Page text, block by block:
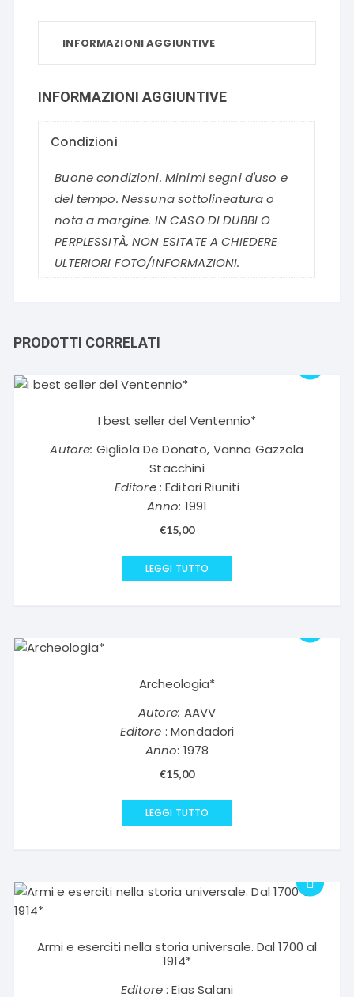
INFORMAZIONI AGGIUNTIVE
INFORMAZIONI AGGIUNTIVE
Condizioni
Buone condizioni. Minimi segni d'uso e
del tempo. Nessuna sottolineatura o
nota a margine. IN CASO DI DUBBI O
PERPLESSITÀ, NON ESITATE A CHIEDERE
ULTERIORI FOTO/INFORMAZIONI.
PRODOTTI CORRELATI
I best seller del Ventennio*
Autore: Gigliola De Donato, Vanna Gazzola
Stacchini
Editore: Editori Riuniti
Anno: 1991
€15,00
LEGGI TUTTO
Archeologia*
Autore: AAVV
Editore : Mondadori
Anno: 1978
€15,00
LEGGI TUTTO
Armi e eserciti nella storia universale. Dal 1700 al
1914*
Editore: Eias Salani